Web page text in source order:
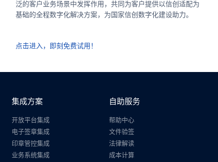
泛的客户业务场景中发挥作用，共同为客户提供以信创适配为
基础的全程数字化解决方案，为国家信创数字化建设助力。
点击进入，即刻免费试用！
集成方案
开放平台集成
电子签章集成
印章管控集成
业务系统集成
自助服务
帮助中心
文件验签
法律解读
成本计算